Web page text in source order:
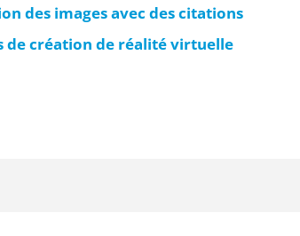
des images avec des citations
de création de réalité virtuelle